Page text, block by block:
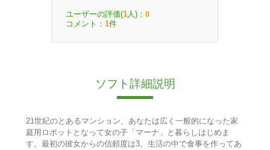
ユーザーの評価(1 人)： 0
コメント： 1件
ソフト詳細説明
21世紀のとあるマンション、あなたは広く一般的になった家
庭用ロボットとなって女の子「マーナ」と暮らしはじめま
す。最初の彼女からの信頼度は3。生活の中で食事を作ってあ